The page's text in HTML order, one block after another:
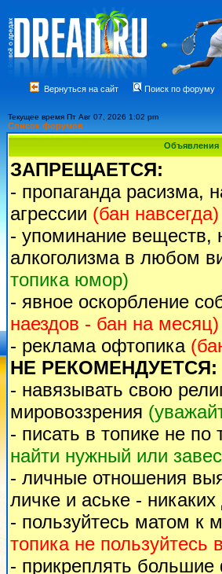
Вернуться на сайт Поиск по форуму
Текущее время Пт Авг 07, 2026 1:02 pm
Список форумов
Объявления
ЗАПРЕЩАЕТСЯ:
- пропаганда расизма,
агрессии (бан навсегда)
- упоминание веществ,
алкоголизма в любом
топика юмор)
- явное оскорбление
наездов - бан на месяц)
- реклама офтопика
НЕ РЕКОМЕНДУЕТСЯ:
- навязывать свою
мировоззрения
- писать в топике не по
найти нужный или
- личные отношения
личке и аське -
- пользуйтесь матом к
топика не пользуйтесь
- прикреплять